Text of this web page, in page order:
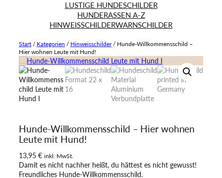
LUSTIGE HUNDESCHILDER
HUNDERASSEN A-Z
HINWEISSCHILDERWARNSCHILDER
Start / Kategorien / Hinweisschilder/ Hunde-Willkommensschild –
Hier wohnen Leute mit Hund!
Hunde-Willkommensschild – Hier wohnen
Leute mit Hund!
13,95 € inkl. MwSt.
Damit es nicht nachher heißt, du hättest es nicht gewusst!
Freundliches Hunde-Willkommensschild.